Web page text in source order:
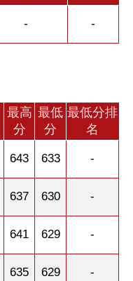
- -
最高
分
最低
分
最低分排
名
643 633 -
637 630 -
641 629 -
635 629 -